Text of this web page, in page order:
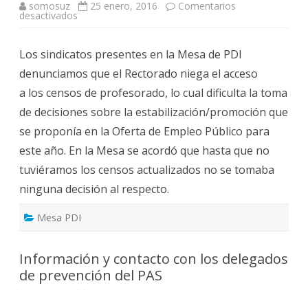
somosuz 25 enero, 2016 Comentarios
desactivadosen
la
Mesa
de
PDI
del
viernes
22
de
enero
Los sindicatos presentes en la Mesa de PDI
denunciamos que el Rectorado niega el acceso
a los censos de profesorado, lo cual dificulta la toma
de decisiones sobre la estabilización/promoción que
se proponía en la Oferta de Empleo Público para
este año. En la Mesa se acordó que hasta que no
tuviéramos los censos actualizados no se tomaba
ninguna decisión al respecto.
Mesa PDI
Información y contacto con los delegados
de prevención del PAS